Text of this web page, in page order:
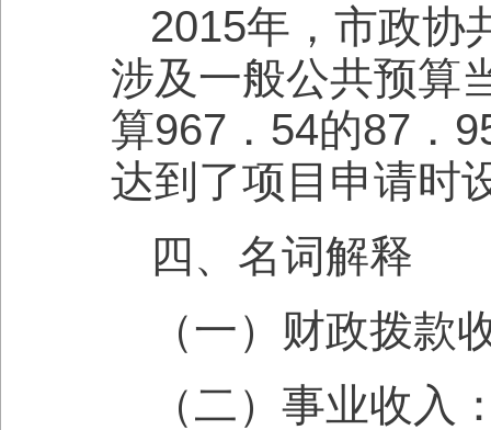
2015年，市政协
涉及一般公共预算
算967．54的87．
达到了项目申请时
四、名词解释
（一）财政拨款
（二）事业收入